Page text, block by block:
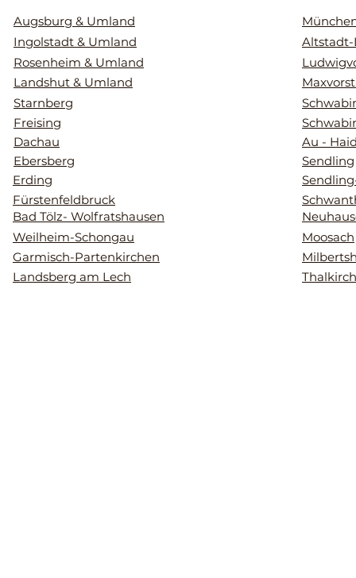
Augsburg & Umland
Ingolstadt & Umland
Rosenheim & Umland
Landshut & Umland
Starnberg
Freising
Dachau
Ebersberg
Erding
Fürstenfeldbruck
Bad Tölz- Wolfratshausen
Weilheim-Schongau
Garmisch-Partenkirchen
Landsberg am Lech
Altstadt-
Au -
Sendling
Moosach